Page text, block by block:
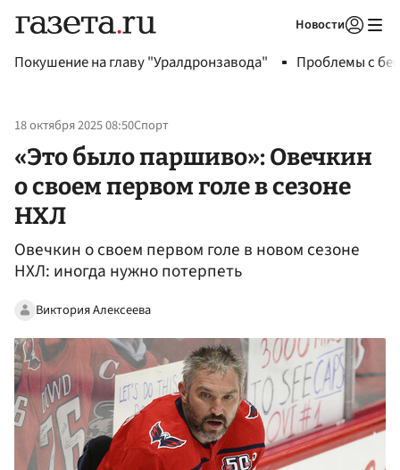
Новости
Покушение на главу "Уралдронзавода" Проблемы с
18 октября 2025 08:50Спорт
«Это было паршиво»: Овечкин
о своем первом голе в сезоне
НХЛ
Овечкин о своем первом голе в новом сезоне
НХЛ: иногда нужно потерпеть
Виктория Алексеева